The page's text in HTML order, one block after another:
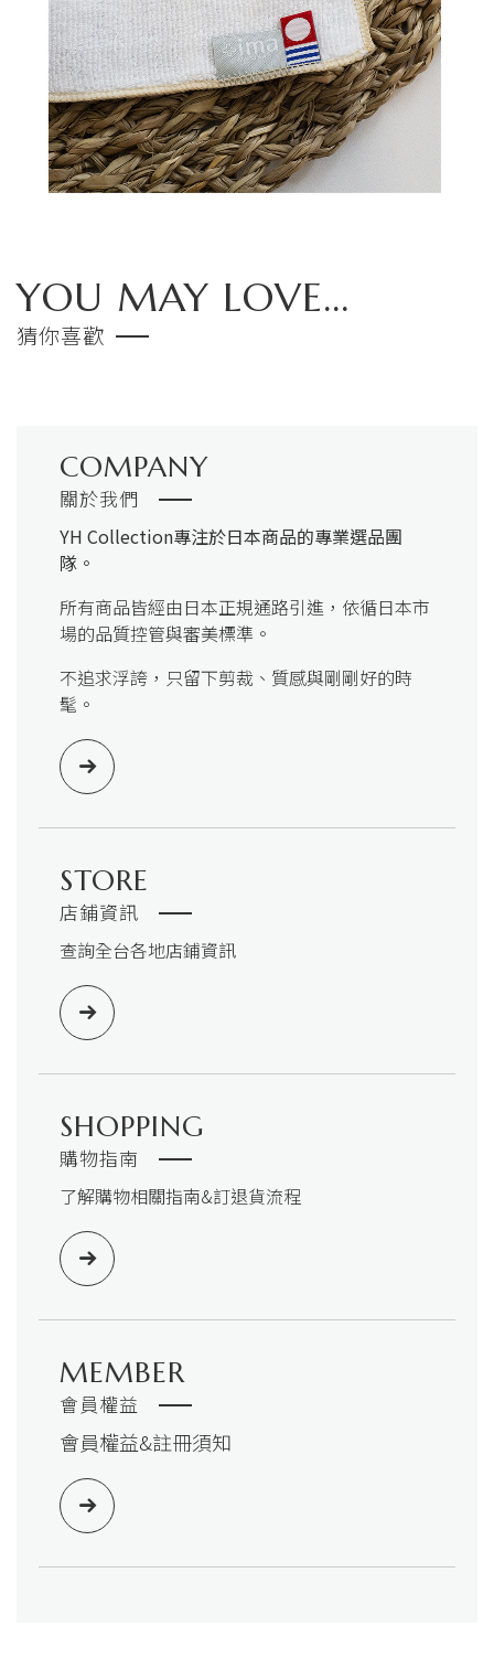
YOU MAY LOVE...
猜你喜歡
COMPANY
關於我們
YH Collection專注於日本商品的專業選品團
隊。
所有商品皆經由日本正規通路引進，依循日本市
場的品質控管與審美標準。
不追求浮誇，只留下剪裁、質感與剛剛好的時
髦。
STORE
店鋪資訊
查詢全台各地店鋪資訊
SHOPPING
購物指南
了解購物相關指南&訂退貨流程
MEMBER
會員權益
會員權益&註冊須知